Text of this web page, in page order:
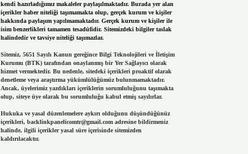
kendi hazırladığımız makaleler paylaşılmaktadır. Burada yer alan
içerikler haber niteliği taşımamakta olup, gerçek kurum ve kişiler
hakkında paylaşım yapılmamaktadır. Gerçek kurum ve kişiler ile
isim benzerlikleri tamamen tesadüfidir. Sitemizdeki bilgiler taslak
halindedir ve tavsiye niteliği taşımazlar.
Sitemiz, 5651 Sayılı Kanun gereğince Bilgi Teknolojileri ve İletişim
Kurumu (BTK) tarafından onaylanmış bir Yer Sağlayıcı olarak
hizmet vermektedir. Bu nedenle, sitedeki içerikleri proaktif olarak
denetleme veya araştırma yükümlülüğümüz bulunmamaktadır.
Ancak, üyelerimiz yazdıkları içeriklerin sorumluluğunu taşımakta
olup, siteye üye olarak bu sorumluluğu kabul etmiş sayılırlar.
Hukuka ve yasal düzenlemelere aykırı olduğunu düşündüğünüz
içerikleri, backlinkpanelicomtr@gmail.comadresine bildirmeniz
halinde, ilgili içerikler yasal süre içerisinde sitemizden
kaldırılacaktır.